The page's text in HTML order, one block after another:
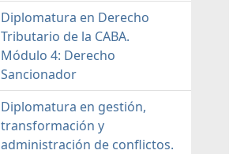
Diplomatura en Derecho
Tributario de la CABA.
Módulo 4: Derecho
Sancionador
Diplomatura en gestión,
transformación y
administración de conflictos.